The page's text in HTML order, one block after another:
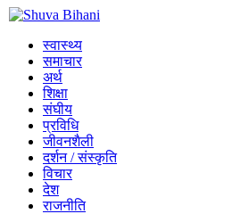
स्वास्थ्य
समाचार
अर्थ
शिक्षा
संघीय
प्रविधि
जीवनशैली
दर्शन / संस्कृति
विचार
देश
राजनीति